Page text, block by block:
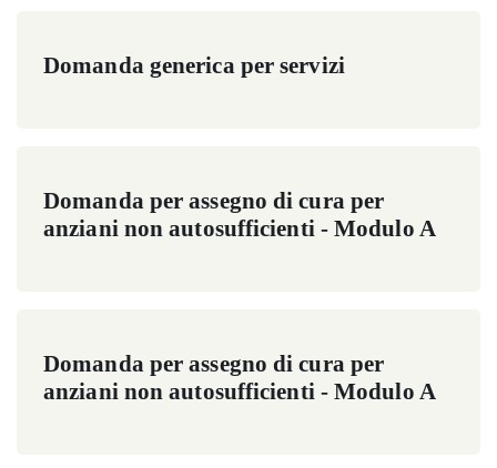
Domanda generica per servizi
Domanda per assegno di cura per
anziani non autosufficienti - Modulo A
Domanda per assegno di cura per
anziani non autosufficienti - Modulo A